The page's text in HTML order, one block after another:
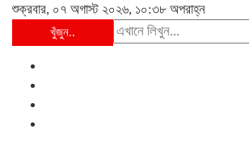
শুক্রবার, ০৭ অগাস্ট ২০২৬, ১০:৩৮ অপরাহ্ন
খুঁজুন..